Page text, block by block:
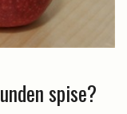
spise?